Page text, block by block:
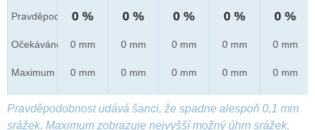
Pravděpod.
Očekáváno
Maximum
0 %
0 mm
0 mm
0 %
0 mm
0 mm
0 %
0 mm
0 mm
0 %
0 mm
0 mm
0 %
0 mm
0 mm
Pravděpodobnost udává šanci, že spadne alespoň 0,1 mm
srážek. Maximum zobrazuje nejvyšší možný úhrn srážek,